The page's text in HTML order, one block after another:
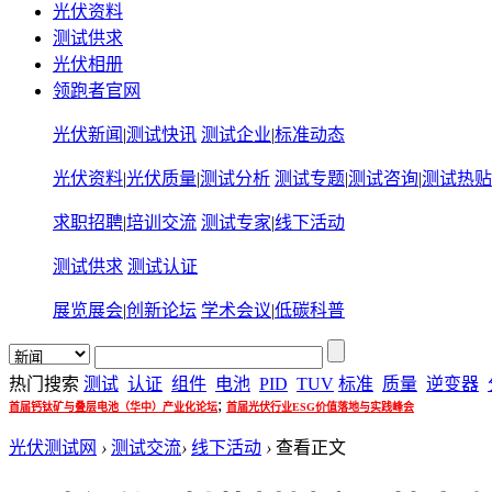
光伏资料
测试供求
光伏相册
领跑者官网
光伏新闻 |测试快讯 测试企业|标准动态
光伏资料|光伏质量|测试分析 测试专题|测试咨询|测试热贴
求职招聘|培训交流 测试专家|线下活动
测试供求 测试认证
展览展会|创新论坛 学术会议|低碳科普
热门搜索 测试 认证 组件 电池 PID TUV 标准 质量 逆变器
首届钙钛矿与叠层电池（华中）产业化论坛; 首届光伏行业ESG价值落地与实践峰会
光伏测试网 › 测试交流› 线下活动 › 查看正文